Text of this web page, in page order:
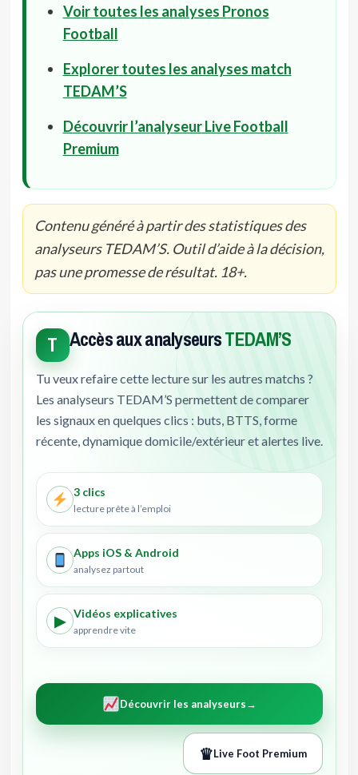
Voir toutes les analyses Pronos
Football
Explorer toutes les analyses match
TEDAM’S
Découvrir l’analyseur Live Football
Premium
Contenu généré à partir des statistiques des
analyseurs TEDAM’S. Outil d’aide à la décision,
pas une promesse de résultat. 18+.
T Accès aux analyseursTEDAM’S
Tu veux refaire cette lecture sur les autres matchs ?
Les analyseurs TEDAM’S permettent de comparer
les signaux en quelques clics : buts, BTTS, forme
récente, dynamique domicile/extérieur et alertes live.
3 clics
lecture prête à l’emploi
Apps iOS & Android
analysez partout
▶ Vidéos explicatives
apprendre vite
Découvrir les analyseurs→
♛Live Foot Premium